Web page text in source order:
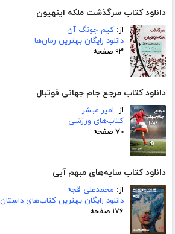
دانلود کتاب سرگذشت ملکه اینهیون
از: کیم جونگ آن
دانلود رایگان بهترین رمان‌ها
۹۳ صفحه
دانلود کتاب مرجع جام جهانی فوتبال
از: امیر مبشر
کتاب‌های ورزشی
۷۰ صفحه
دانلود کتاب سایه‌های مبهم آبی
از: محمدعلی قجه
دانلود رایگان بهترین کتاب‌های داستان
۱۷۶ صفحه